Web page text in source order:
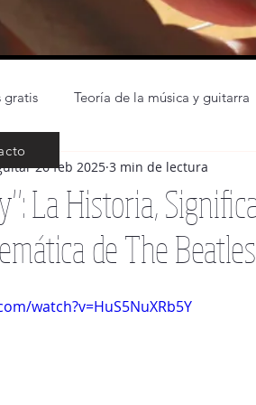
gratis Teoría de la música y guitarra
La guitarra para niños Cosas de
The beatles Partitura
La Historia,
de The Beatles
26 feb 2025 3 min de lectura
watch?v=HuS5NuXRb5Y